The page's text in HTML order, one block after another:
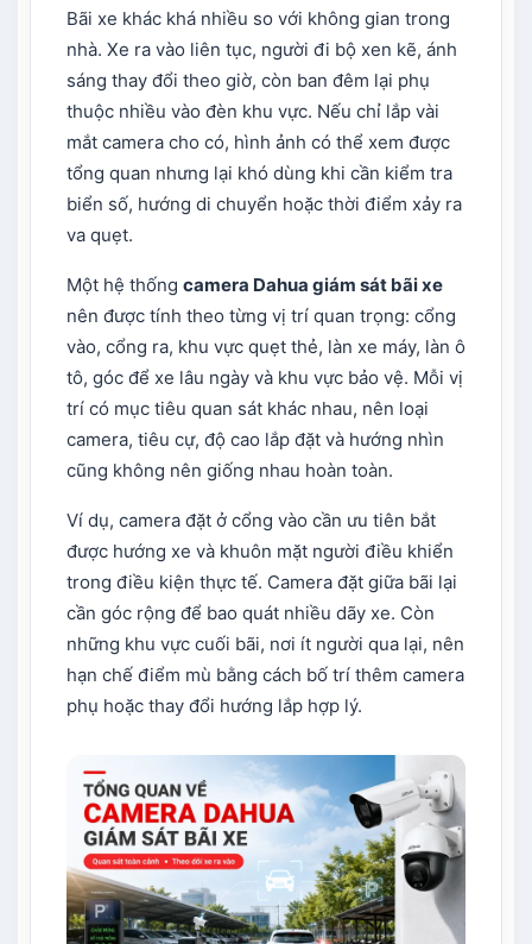
Bãi xe khác khá nhiều so với không gian trong
nhà. Xe ra vào liên tục, người đi bộ xen kẽ, ánh
sáng thay đổi theo giờ, còn ban đêm lại phụ
thuộc nhiều vào đèn khu vực. Nếu chỉ lắp vài
mắt camera cho có, hình ảnh có thể xem được
tổng quan nhưng lại khó dùng khi cần kiểm tra
biển số, hướng di chuyển hoặc thời điểm xảy ra
va quẹt.
Một hệ thống camera Dahua giám sát bãi xe
nên được tính theo từng vị trí quan trọng: cổng
vào, cổng ra, khu vực quẹt thẻ, làn xe máy, làn ô
tô, góc để xe lâu ngày và khu vực bảo vệ. Mỗi vị
trí có mục tiêu quan sát khác nhau, nên loại
camera, tiêu cự, độ cao lắp đặt và hướng nhìn
cũng không nên giống nhau hoàn toàn.
Ví dụ, camera đặt ở cổng vào cần ưu tiên bắt
được hướng xe và khuôn mặt người điều khiển
trong điều kiện thực tế. Camera đặt giữa bãi lại
cần góc rộng để bao quát nhiều dãy xe. Còn
những khu vực cuối bãi, nơi ít người qua lại, nên
hạn chế điểm mù bằng cách bố trí thêm camera
phụ hoặc thay đổi hướng lắp hợp lý.